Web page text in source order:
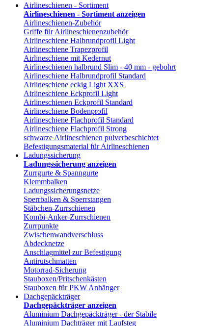
Airlineschienen - Sortiment
Airlineschienen - Sortiment anzeigen
Airlineschienen-Zubehör
Griffe für Airlineschienenzubehör
Airlineschiene Halbrundprofil Light
Airlineschiene Trapezprofil
Airlineschiene mit Kedernut
Airlineschienen halbrund Slim - 40 mm - gebohrt
Airlineschiene Halbrundprofil Standard
Airlineschiene eckig Light XXS
Airlineschiene Eckprofil Light
Airlineschienen Eckprofil Standard
Airlineschiene Bodenprofil
Airlineschiene Flachprofil Standard
Airlineschiene Flachprofil Strong
schwarze Airlineschienen pulverbeschichtet
Befestigungsmaterial für Airlineschienen
Ladungssicherung
Ladungssicherung anzeigen
Zurrgurte & Spanngurte
Klemmbalken
Ladungssicherungsnetze
Sperrbalken & Sperrstangen
Stäbchen-Zurrschienen
Kombi-Anker-Zurrschienen
Zurrpunkte
Zwischenwandverschluss
Abdecknetze
Anschlagmittel zur Befestigung
Antirutschmatten
Motorrad-Sicherung
Stauboxen/Pritschenkästen
Stauboxen für PKW Anhänger
Dachgepäckträger
Dachgepäckträger anzeigen
Aluminium Dachgepäckträger - der Stabile
Aluminium Dachträger mit Laufsteg